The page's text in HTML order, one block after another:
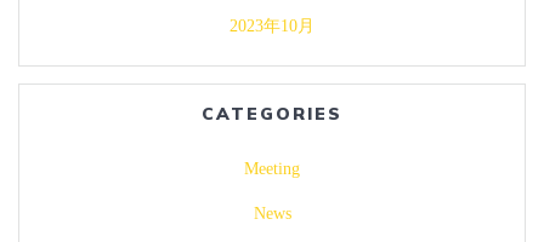
2023年10月
CATEGORIES
Meeting
News